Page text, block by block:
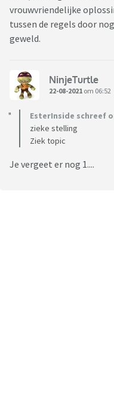
vrouwvriendelijke
tussen de regels door
geweld.
NinjeTurtle
22-08-2021 om 06:52
EsterInside schreef
zieke stelling
Ziek topic
Je vergeet er nog 1....